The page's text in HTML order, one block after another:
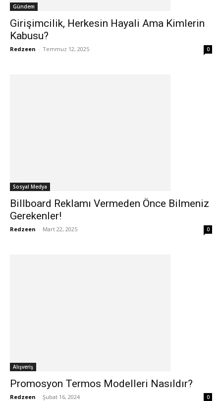
Gündem
Girişimcilik, Herkesin Hayali Ama Kimlerin
Kabusu?
Redzeen - Temmuz 12, 2025 0
Sosyal Medya
Billboard Reklamı Vermeden Önce Bilmeniz
Gerekenler!
Redzeen - Mart 22, 2025 0
Alışveriş
Promosyon Termos Modelleri Nasıldır?
Redzeen - Şubat 16, 2024 0